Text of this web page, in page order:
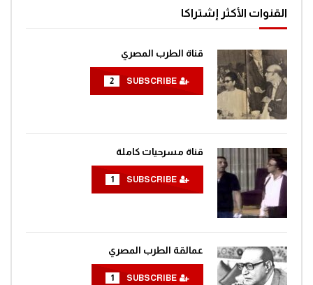
القنوات الأكثر إشتراكا
قناة الطرب المصري
2
قناة مسرحيات كاملة
1
عمالقة الطرب المصري
1